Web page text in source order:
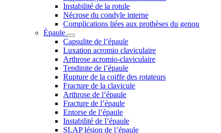
Instabilité de la rotule
Nécrose du condyle interne
Complications liées aux prothèses du genou
Épaule
Capsulite de l’épaule
Luxation acromio claviculaire
Arthrose acromio-claviculaire
Tendinite de l’épaule
Rupture de la coiffe des rotateurs
Fracture de la clavicule
Arthrose de l’épaule
Fracture de l’épaule
Entorse de l’épaule
Instabilité de l’épaule
SLAP lésion de l’épaule